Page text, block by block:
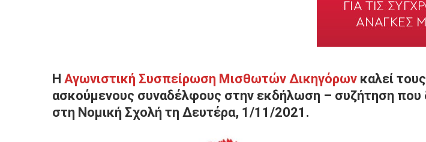
Η Αγωνιστική Συσπείρωση Μισθωτών Δικηγόρων καλεί
ασκούμενους συναδέλφους στην εκδήλωση – συζήτηση που
στη Νομική Σχολή τη Δευτέρα, 1/11/2021.